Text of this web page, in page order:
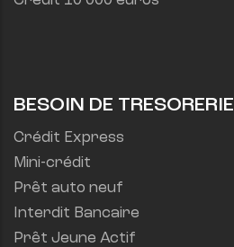
BESOIN DE TRESORERIE
Crédit Express
Mini-crédit
Prêt auto neuf
Interdit Bancaire
Prêt Jeune Actif